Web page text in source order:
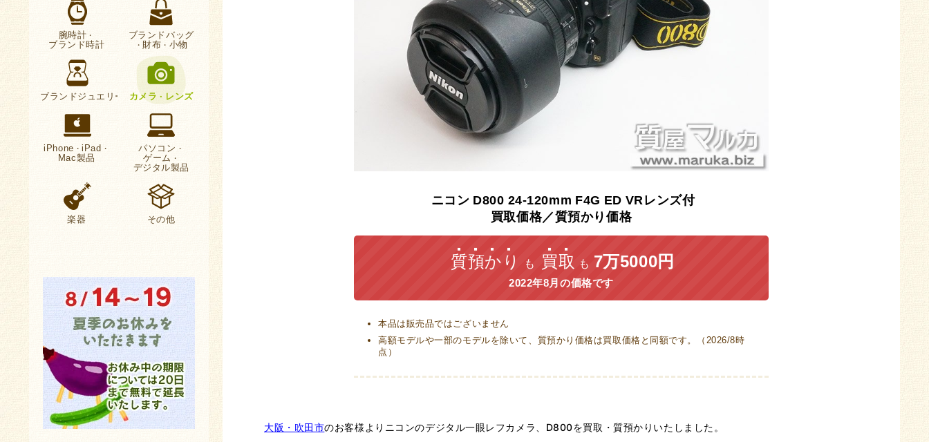
ニコン D800 24-120mm F4G ED VRレンズ付
買取価格／質預かり価格
質預かり も 買取 も 7万5000円
2022年8月の価格です
本品は販売品ではございません
高額モデルや一部のモデルを除いて、質預かり価格は買取価格と同額です。（2026/8時
点）
大阪・吹田市のお客様よりニコンのデジタル一眼レフカメラ、D800を買取・質預かりいたしました。
腕時計 ・
ブランド時計
ブランドバッグ
・ 財布 ・ 小物
ブランドジュエリー カメラ ・ レンズ
iPhone ・iPad ・
Mac製品
パソコン ・
ゲーム ・
デジタル製品
楽器 その他